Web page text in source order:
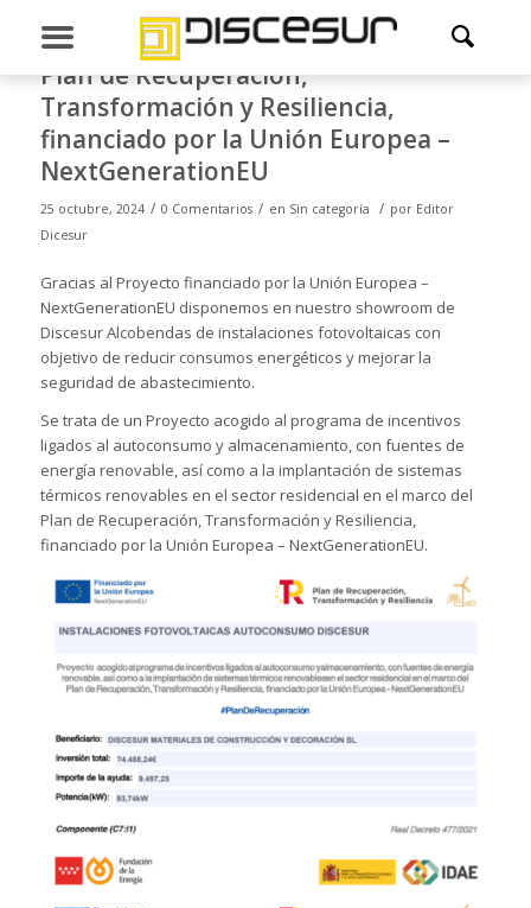
Plan de Recuperación,
Transformación y Resiliencia,
financiado por la Unión Europea –
NextGenerationEU
25 octubre, 2024 / 0 Comentarios / en Sin categoría / por Editor
Dicesur
Gracias al Proyecto financiado por la Unión Europea –
NextGenerationEU disponemos en nuestro showroom de
Discesur Alcobendas de instalaciones fotovoltaicas con
objetivo de reducir consumos energéticos y mejorar la
seguridad de abastecimiento.
Se trata de un Proyecto acogido al programa de incentivos
ligados al autoconsumo y almacenamiento, con fuentes de
energía renovable, así como a la implantación de sistemas
térmicos renovables en el sector residencial en el marco del
Plan de Recuperación, Transformación y Resiliencia,
financiado por la Unión Europea – NextGenerationEU.